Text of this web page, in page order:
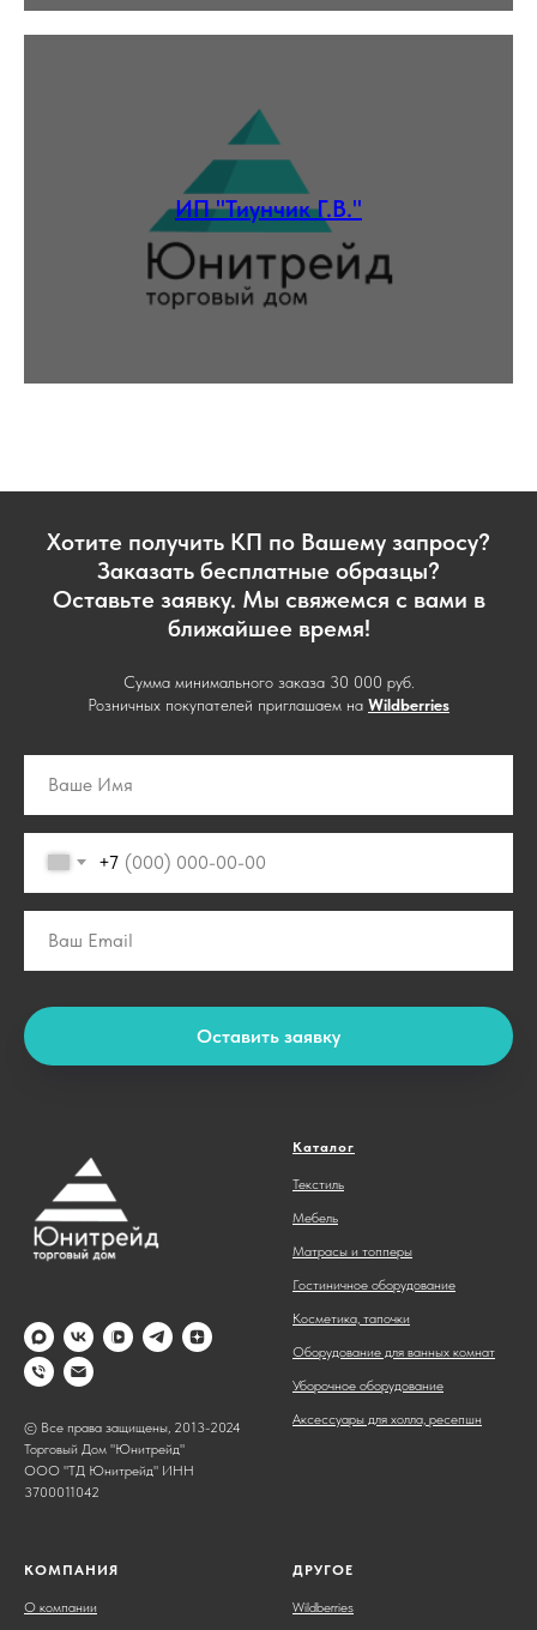
ИП "Тиунчик Г.В."
Хотите получить КП по Вашему запросу?
Заказать бесплатные образцы?
Оставьте заявку. Мы свяжемся с вами в
ближайшее время!
Сумма минимального заказа 30 000 руб.
Розничных покупателей приглашаем на Wildberries
+7
Оставить заявку
© Все права защищены, 2013-2024
Торговый Дом "Юнитрейд"
ООО "ТД Юнитрейд" ИНН
3700011042
Каталог
Текстиль
Мебель
Матрасы и топперы
Гостиничное оборудование
Косметика, тапочки
Оборудование для ванных комнат
Уборочное оборудование
Аксессуары для холла, ресепшн
КОМПАНИЯ
О компании
ДРУГОЕ
Wildberries